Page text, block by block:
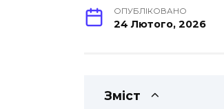
ОПУБЛІКОВАНО
24 Лютого, 2026
Зміст